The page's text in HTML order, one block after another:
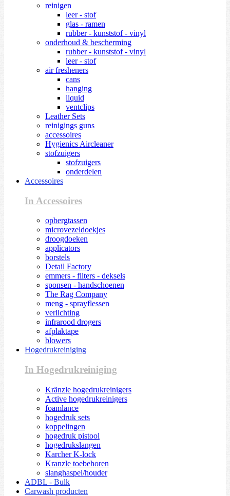
reinigen
leer - stof
glas - ramen
rubber - kunststof - vinyl
onderhoud & bescherming
rubber - kunststof - vinyl
leer - stof
air fresheners
cans
hanging
liquid
ventclips
Leather Sets
reinigings guns
accessoires
Hygienics Aircleaner
stofzuigers
stofzuigers
onderdelen
Accessoires
In Accessoires
opbergtassen
microvezeldoekjes
droogdoeken
applicators
borstels
Detail Factory
emmers - filters - deksels
sponsen - handschoenen
The Rag Company
meng - sprayflessen
verlichting
infrarood drogers
afplaktape
blowers
Hogedrukreiniging
In Hogedrukreiniging
Kränzle hogedrukreinigers
Active hogedrukreinigers
foamlance
hogedruk sets
koppelingen
hogedruk pistool
hogedrukslangen
Karcher K-lock
Kranzle toebehoren
slanghaspel/houder
ADBL - Bulk
Carwash producten